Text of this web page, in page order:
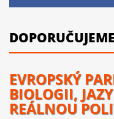
EVROPSKÝ
BIOLOGII,
REÁLNOU